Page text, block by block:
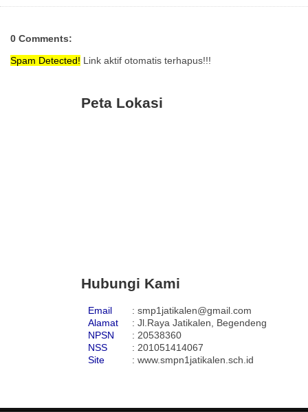
0 Comments:
Spam Detected! Link aktif otomatis terhapus!!!
Peta Lokasi
Hubungi Kami
Email : smp1jatikalen@gmail.com
Alamat
: Jl.Raya Jatikalen, Begendeng
NPSN
: 20538360
NSS
: 201051414067
Site
: www.smpn1jatikalen.sch.id